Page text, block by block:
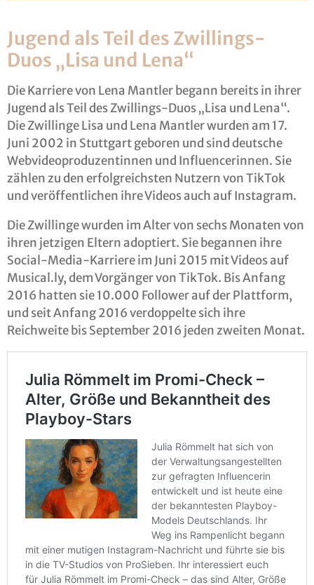
Jugend als Teil des Zwillings-
Duos „Lisa und Lena“
Die Karriere von Lena Mantler begann bereits in ihrer
Jugend als Teil des Zwillings-Duos „Lisa und Lena“.
Die Zwillinge Lisa und Lena Mantler wurden am 17.
Juni 2002 in Stuttgart geboren und sind deutsche
Webvideoproduzentinnen und Influencerinnen. Sie
zählen zu den erfolgreichsten Nutzern von TikTok
und veröffentlichen ihre Videos auch auf Instagram.
Die Zwillinge wurden im Alter von sechs Monaten von
ihren jetzigen Eltern adoptiert. Sie begannen ihre
Social-Media-Karriere im Juni 2015 mit Videos auf
Musical.ly, dem Vorgänger von TikTok. Bis Anfang
2016 hatten sie 10.000 Follower auf der Plattform,
und seit Anfang 2016 verdoppelte sich ihre
Reichweite bis September 2016 jeden zweiten Monat.